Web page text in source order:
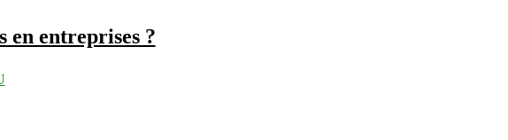
en entreprises ?